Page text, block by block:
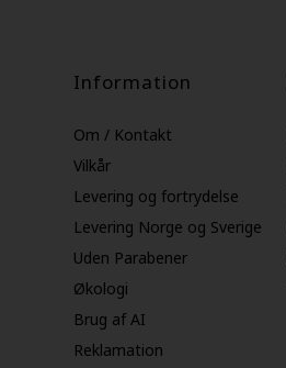
Information
Om / Kontakt
Vilkår
Levering og fortrydelse
Levering Norge og Sverige
Uden Parabener
Økologi
Brug af AI
Reklamation